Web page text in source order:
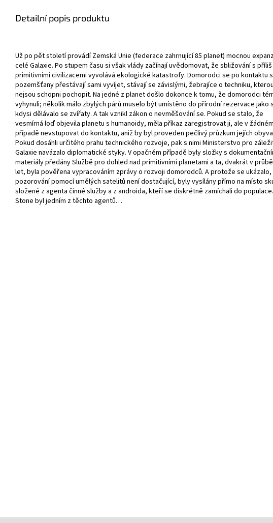
Detailní popis produktu
Už po pět století provádí Zemská Unie (federace zahrnující 85 planet) mocnou
celé Galaxie. Po stupem času si však vlády začínají uvědomovat, že sbližování s příliš
primitivními civilizacemi vyvolává ekologické katastrofy. Domorodci se po kontaktu s
pozemšťany přestávají sami vyvíjet, stávají se závislými, žebrajíce o techniku, kterou
nejsou schopni pochopit. Na jedné z planet došlo dokonce k tomu, že domorodci
vyhynuli; několik málo zbylých párů muselo být umístěno do přírodní rezervace jako
kdysi dělávalo se zvířaty. A tak vznikl zákon o nevměšování se. Pokud se stalo, že
vesmírná loď objevila planetu s humanoidy, měla příkaz zaregistrovat ji, ale v žádném
případě nevstupovat do kontaktu, aniž by byl proveden pečlivý průzkum jejích
Pokud dosáhli určitého prahu technického rozvoje, pak s nimi Ministerstvo pro
Galaxie navázalo diplomatické styky. V opačném případě byly složky s
materiály předány Službě pro dohled nad primitivními planetami a ta, dvakrát v
let, byla pověřena vypracováním zprávy o rozvoji domorodců. A protože se ukázalo,
pozorování pomocí umělých satelitů není dostačující, byly vysílány přímo na místo
složené z agenta činné služby a z androida, kteří se diskrétně zamíchali do
Stone byl jedním z těchto agentů…